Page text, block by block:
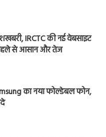
IRCTC की नई वेबसाइट
से आसान और तेज
का नया फोल्डेबल फोन,